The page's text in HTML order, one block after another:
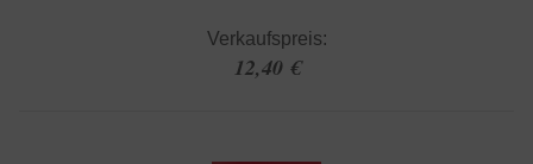
Verkaufspreis:
12,40 €